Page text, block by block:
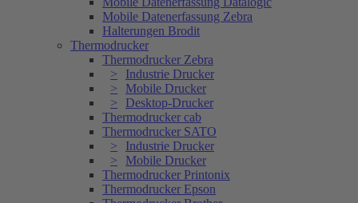
Mobile Datenerfassung Zebra
Halterungen Brodit
Thermodrucker
Thermodrucker Zebra
Industrie Drucker
Mobile Drucker
Desktop-Drucker
Thermodrucker cab
Thermodrucker SATO
Industrie Drucker
Mobile Drucker
Thermodrucker Printonix
Thermodrucker Epson